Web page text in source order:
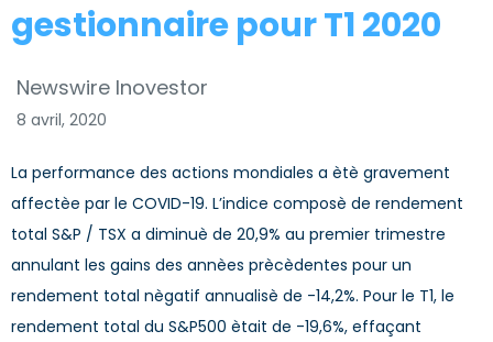
gestionnaire pour T1 2020
Newswire Inovestor
8 avril, 2020
La performance des actions mondiales a ètè gravement
affectèe par le COVID-19. L’indice composè de rendement
total S&P / TSX a diminuè de 20,9% au premier trimestre
annulant les gains des annèes prècèdentes pour un
rendement total nègatif annualisè de -14,2%. Pour le T1, le
rendement total du S&P500 ètait de -19,6%, effaçant